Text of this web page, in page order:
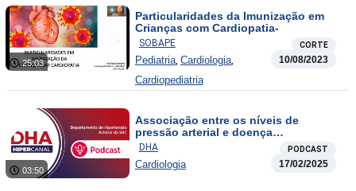
25:03
Particularidades da Imunização em
Crianças com Cardiopatia-
SOBAPE CORTE
Pediatria, Cardiologia,
Cardiopediatria
10/08/2023
03:50
Associação entre os níveis de
pressão arterial e doença
cardiovascular na ausência dos
principais fatores de risco
DHA PODCAST
Cardiologia 17/02/2025